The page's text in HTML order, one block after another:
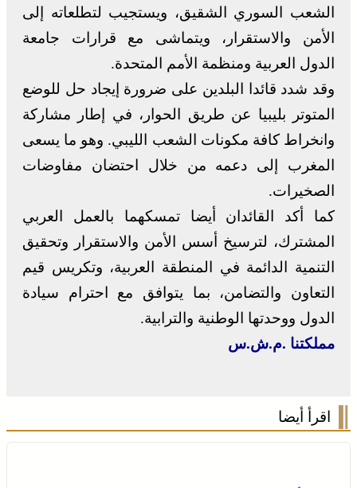
الشعب السوري الشقيق، ويستجيب لتطلعاته إلى
الأمن والاستقرار، ويتماشى مع قرارات جامعة
الدول العربية ومنظمة الأمم المتحدة.
وقد شدد قائدا البلدين على ضرورة إيجاد حل للوضع
المتوتر بليبيا عن طريق الحوار، في إطار مشاركة
وانخراط كافة مكونات الشعب الليبي. وهو ما يسعى
المغرب إلى دعمه من خلال احتضان مفاوضات
الصخيرات.
كما أكد القائدان أيضا تمسكهما بالعمل العربي
المشترك، لترسيخ أسس الأمن والاستقرار وتحقيق
التنمية الدائمة في المنطقة العربية، وتكريس قيم
التعاون والتضامن، بما يتوافق مع احترام سيادة
الدول ووحدتها الوطنية والترابية.
مملكتنا .م.ش.س
اقرأ أيضا